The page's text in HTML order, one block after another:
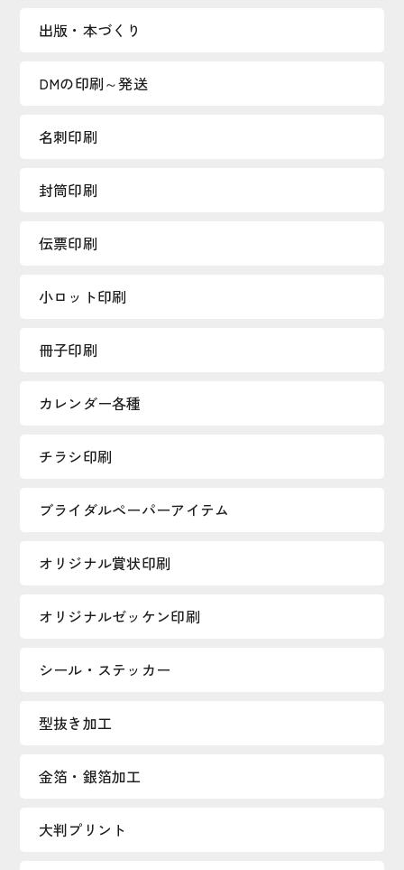
出版・本づくり
DMの印刷～発送
名刺印刷
封筒印刷
伝票印刷
小ロット印刷
冊子印刷
カレンダー各種
チラシ印刷
ブライダルペーパーアイテム
オリジナル賞状印刷
オリジナルゼッケン印刷
シール・ステッカー
型抜き加工
金箔・銀箔加工
大判プリント